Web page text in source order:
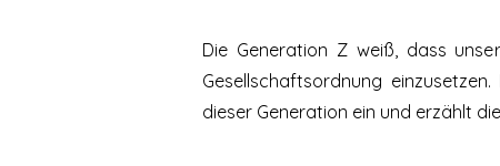
Die Generation Z weiß, dass
Gesellschaftsordnung
dieser Generation ein und erzählt